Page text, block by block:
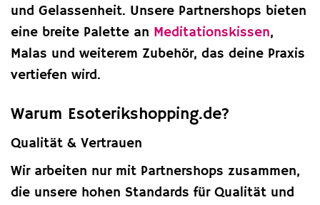
und Gelassenheit. Unsere Partnershops bieten
eine breite Palette an Meditationskissen,
Malas und weiterem Zubehör, das deine Praxis
vertiefen wird.
Warum Esoterikshopping.de?
Qualität & Vertrauen
Wir arbeiten nur mit Partnershops zusammen,
die unsere hohen Standards für Qualität und